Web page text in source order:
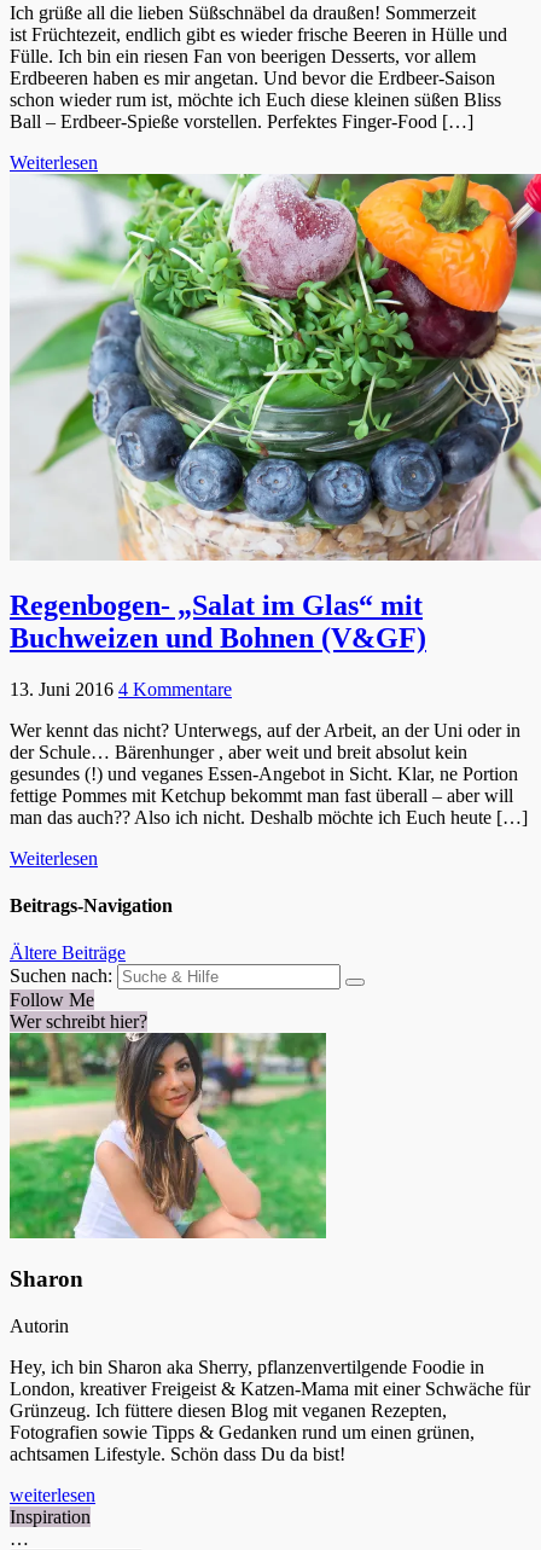
Ich grüße all die lieben Süßschnäbel da draußen! Sommerzeit
ist Früchtezeit, endlich gibt es wieder frische Beeren in Hülle und
Fülle. Ich bin ein riesen Fan von beerigen Desserts, vor allem
Erdbeeren haben es mir angetan. Und bevor die Erdbeer-Saison
schon wieder rum ist, möchte ich Euch diese kleinen süßen Bliss
Ball – Erdbeer-Spieße vorstellen. Perfektes Finger-Food […]
Weiterlesen
Regenbogen- „Salat im Glas“ mit
Buchweizen und Bohnen (V&GF)
13. Juni 2016 4 Kommentare
Wer kennt das nicht? Unterwegs, auf der Arbeit, an der Uni oder in
der Schule… Bärenhunger , aber weit und breit absolut kein
gesundes (!) und veganes Essen-Angebot in Sicht. Klar, ne Portion
fettige Pommes mit Ketchup bekommt man fast überall – aber will
man das auch?? Also ich nicht. Deshalb möchte ich Euch heute […]
Weiterlesen
Beitrags-Navigation
Ältere Beiträge
Suchen nach:
Follow Me
Wer schreibt hier?
Sharon
Autorin
Hey, ich bin Sharon aka Sherry, pflanzenvertilgende Foodie in
London, kreativer Freigeist & Katzen-Mama mit einer Schwäche für
Grünzeug. Ich füttere diesen Blog mit veganen Rezepten,
Fotografien sowie Tipps & Gedanken rund um einen grünen,
achtsamen Lifestyle. Schön dass Du da bist!
weiterlesen
Inspiration
…